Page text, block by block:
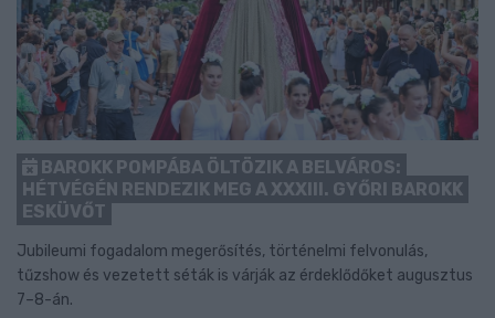
BAROKK POMPÁBA ÖLTÖZIK A BELVÁROS:
HÉTVÉGÉN RENDEZIK MEG A XXXIII. GYŐRI BAROKK
ESKÜVŐT
Jubileumi fogadalom megerősítés, történelmi felvonulás,
tűzshow és vezetett séták is várják az érdeklődőket augusztus
7–8-án.